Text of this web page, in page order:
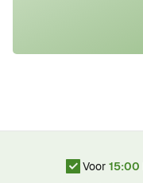
Voor 15:00